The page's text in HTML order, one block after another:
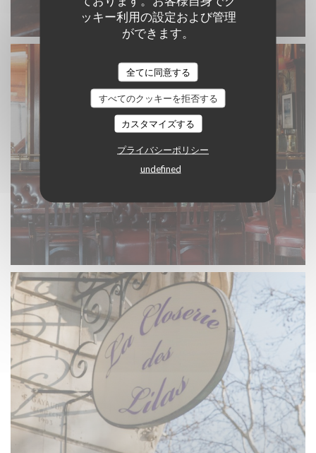
ッキー利用の設定および管理
ができます。
全てに同意する
すべてのクッキーを拒否する
カスタマイズする
プライバシーポリシー
undefined